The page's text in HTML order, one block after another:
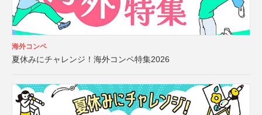
海外コンペ
夏休みにチャレンジ！海外コンペ特集2026